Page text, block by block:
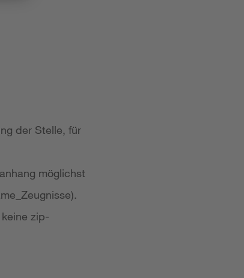
der Stelle, für
möglichst
zip-